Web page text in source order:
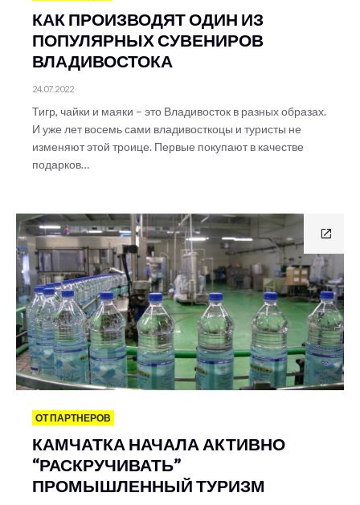
КАК ПРОИЗВОДЯТ ОДИН ИЗ
ПОПУЛЯРНЫХ СУВЕНИРОВ
ВЛАДИВОСТОКА
24.07.2022
Тигр, чайки и маяки – это Владивосток в разных образах.
И уже лет восемь сами владивосткоцы и туристы не
изменяют этой троице. Первые покупают в качестве
подарков…
ОТ ПАРТНЕРОВ
КАМЧАТКА НАЧАЛА АКТИВНО
“РАСКРУЧИВАТЬ”
ПРОМЫШЛЕННЫЙ ТУРИЗМ